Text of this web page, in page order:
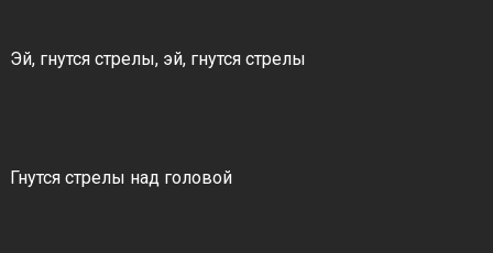
Эй, гнутся стрелы, эй, гнутся стрелы
Гнутся стрелы над головой